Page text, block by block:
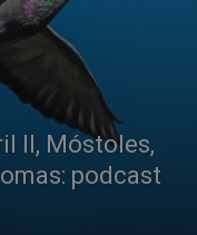
II, Móstoles,
podcast